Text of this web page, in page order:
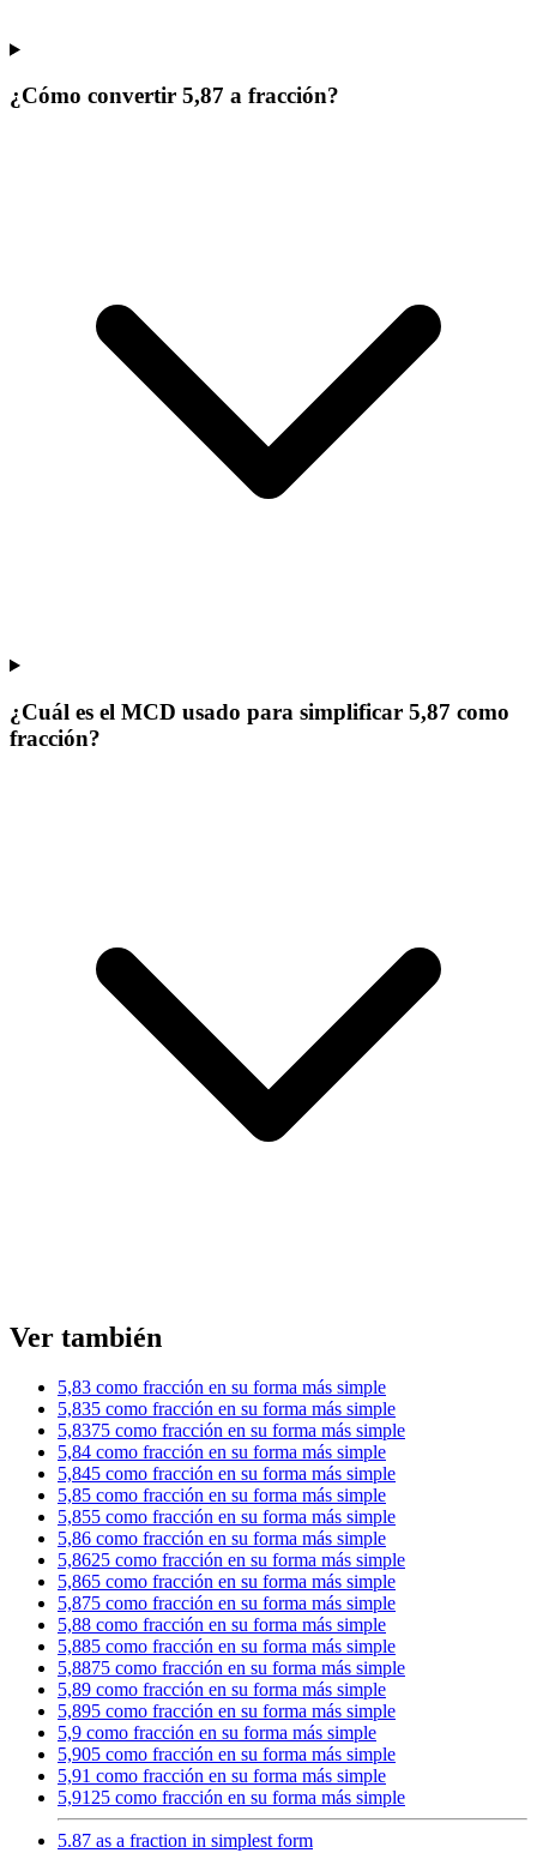
¿Cómo convertir 5,87 a fracción?
¿Cuál es el MCD usado para simplificar 5,87 como
fracción?
Ver también
5,83 como fracción en su forma más simple
5,835 como fracción en su forma más simple
5,8375 como fracción en su forma más simple
5,84 como fracción en su forma más simple
5,845 como fracción en su forma más simple
5,85 como fracción en su forma más simple
5,855 como fracción en su forma más simple
5,86 como fracción en su forma más simple
5,8625 como fracción en su forma más simple
5,865 como fracción en su forma más simple
5,875 como fracción en su forma más simple
5,88 como fracción en su forma más simple
5,885 como fracción en su forma más simple
5,8875 como fracción en su forma más simple
5,89 como fracción en su forma más simple
5,895 como fracción en su forma más simple
5,9 como fracción en su forma más simple
5,905 como fracción en su forma más simple
5,91 como fracción en su forma más simple
5,9125 como fracción en su forma más simple
5.87 as a fraction in simplest form